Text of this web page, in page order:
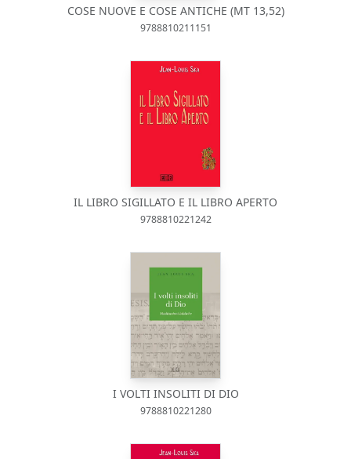
COSE NUOVE E COSE ANTICHE (MT 13,52)
9788810211151
IL LIBRO SIGILLATO E IL LIBRO APERTO
9788810221242
I VOLTI INSOLITI DI DIO
9788810221280